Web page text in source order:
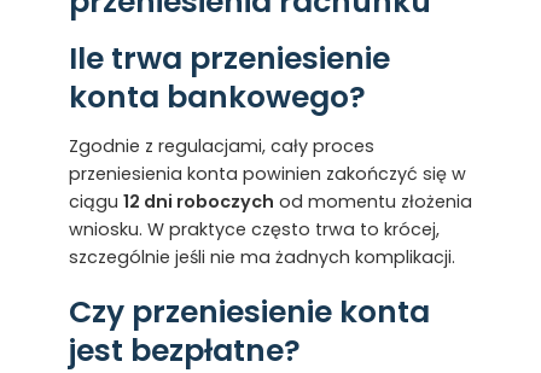
Ile trwa przeniesienie
konta bankowego?
Zgodnie z regulacjami, cały proces
przeniesienia konta powinien zakończyć się w
ciągu 12 dni roboczych od momentu złożenia
wniosku. W praktyce często trwa to krócej,
szczególnie jeśli nie ma żadnych komplikacji.
Czy przeniesienie konta
jest bezpłatne?